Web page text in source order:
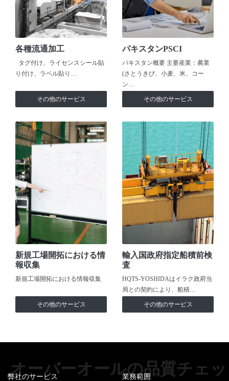
各種流通加工
タグ付け、ライセンスシール貼
り付け、ラベル貼り…
その他のサービス
パキスタンPSCI
パキスタン概要 主要産業：農業
(さとうきび、小麦、米、コー
ン…
その他のサービス
新規工場開拓における情
報収集
新規工場開拓における情報収集
その他のサービス
輸入国政府指定船積前検
査
HQTS-YOSHIDAはイラク政府当
局との契約により、船積…
その他のサービス
オーバーオールの品質チェッ
弊社のサービス 業務範囲